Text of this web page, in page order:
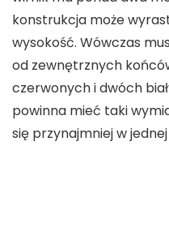
konstrukcja może
wysokość. Wówczas
od zewnętrznych
czerwonych i dwóch
powinna mieć taki
się przynajmniej w